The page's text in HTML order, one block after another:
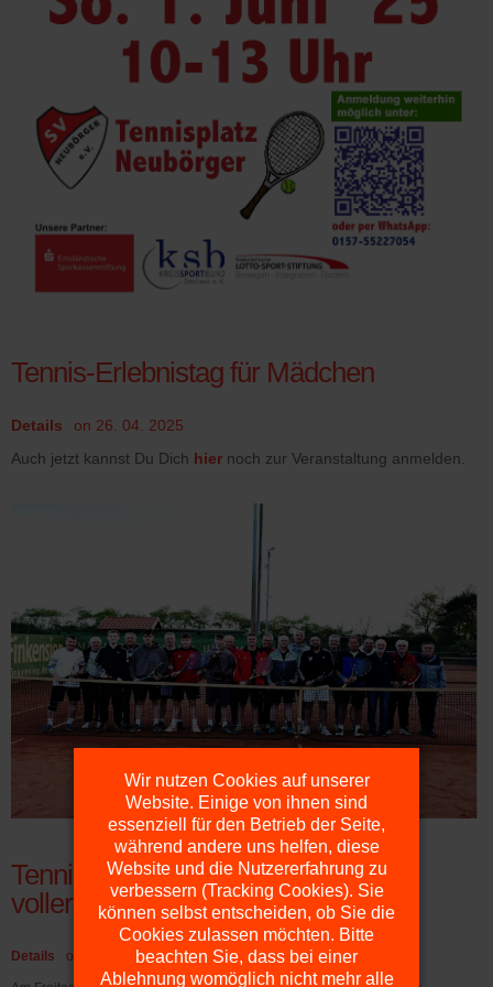
Tennis-Erlebnistag für Mädchen
Details
on 26. 04. 2025
Auch jetzt kannst Du Dich hier noch zur Veranstaltung anmelden.
Tennisturnier „Alt gegen Jung“ – Ein
voller Erfolg!
Details on 26. 04. 2025
Wir nutzen Cookies auf unserer
Website. Einige von ihnen sind
essenziell für den Betrieb der Seite,
während andere uns helfen, diese
Website und die Nutzererfahrung zu
verbessern (Tracking Cookies). Sie
können selbst entscheiden, ob Sie die
Cookies zulassen möchten. Bitte
beachten Sie, dass bei einer
Ablehnung womöglich nicht mehr alle